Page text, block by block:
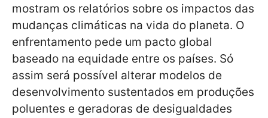
mostram os relatórios sobre os impactos das
mudanças climáticas na vida do planeta. O
enfrentamento pede um pacto global
baseado na equidade entre os países. Só
assim será possível alterar modelos de
desenvolvimento sustentados em produções
poluentes e geradoras de desigualdades